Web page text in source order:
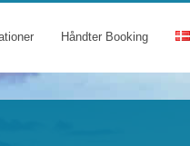
Håndter Booking